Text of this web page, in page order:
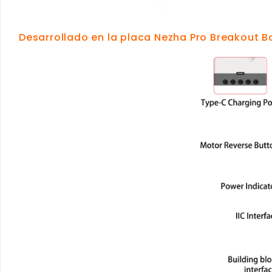
Desarrollado en la placa Nezha Pro Breakout